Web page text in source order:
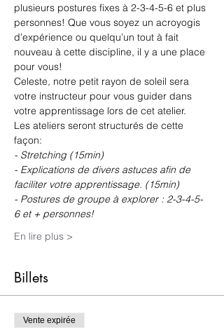
plusieurs postures fixes à 2-3-4-5-6 et plus
personnes! Que vous soyez un acroyogis
d’expérience ou quelqu’un tout à fait
nouveau à cette discipline, il y a une place
pour vous!
Celeste, notre petit rayon de soleil sera
votre instructeur pour vous guider dans
votre apprentissage lors de cet atelier.
Les ateliers seront structurés de cette
façon:
- Stretching (15min)
- Explications de divers astuces afin de
faciliter votre apprentissage. (15min)
- Postures de groupe à explorer : 2-3-4-5-
6 et + personnes!
En lire plus >
Billets
Vente expirée